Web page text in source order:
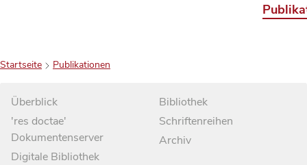
Startseite Publikationen
Überblick
'res doctae'
Dokumentenserver
Digitale Bibliothek
Bibliothek
Schriftenreihen
Archiv